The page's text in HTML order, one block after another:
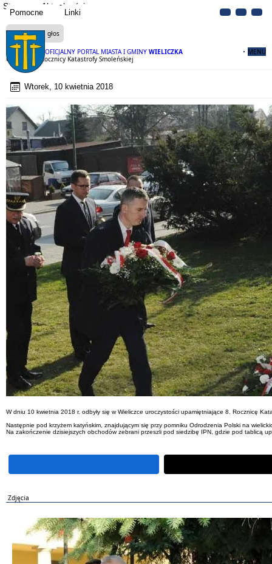
Pomocne Linki
OFICJALNY PORTAL MIASTA I GMINY WIELICZKA MENU
Strona Aktualności
Czytaj na głos
Obchody 8. Rocznicy Katastrofy Smoleńskiej
Wtorek, 10 kwietnia 2018
W dniu 10 kwietnia 2018 r. odbyły się w Wieliczce uroczystości upamiętniające 8. Rocznicę
Następnie pod krzyżem katyńskim, znajdującym się przy pomniku Odrodzenia Polski na
Na zakończenie dzisiejszych obchodów zebrani przeszli pod siedzibę IPN, gdzie pod tablicą
Zdjęcia